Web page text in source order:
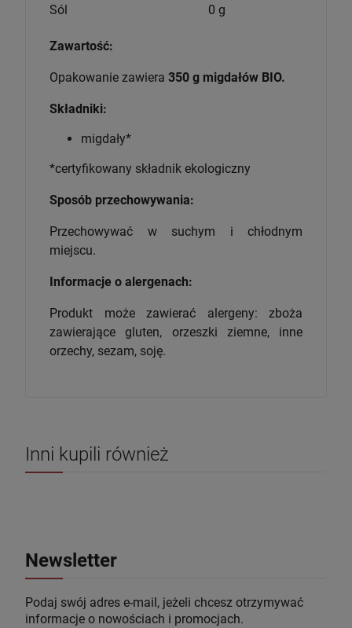
Sól
0 g
Zawartość:
Opakowanie zawiera 350 g migdałów BIO.
Składniki:
migdały*
*certyfikowany składnik ekologiczny
Sposób przechowywania:
Przechowywać w suchym i chłodnym
miejscu.
Informacje o alergenach:
Produkt może zawierać alergeny: zboża
zawierające gluten, orzeszki ziemne, inne
orzechy, sezam, soję.
Inni kupili również
Newsletter
Podaj swój adres e-mail, jeżeli chcesz otrzymywać
informacje o nowościach i promocjach.